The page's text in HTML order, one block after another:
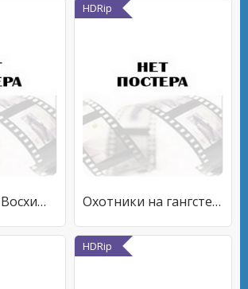
Завершение: Восхищение
HDRip
Охотники на гангстеров
HDRip